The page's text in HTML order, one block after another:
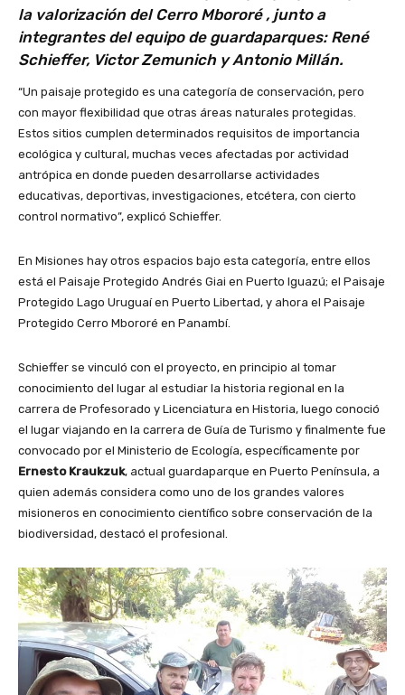
la valorización del Cerro Mbororé , junto a
integrantes del equipo de guardaparques: René
Schieffer, Victor Zemunich y Antonio Millán.
“Un paisaje protegido es una categoría de conservación, pero
con mayor flexibilidad que otras áreas naturales protegidas.
Estos sitios cumplen determinados requisitos de importancia
ecológica y cultural, muchas veces afectadas por actividad
antrópica en donde pueden desarrollarse actividades
educativas, deportivas, investigaciones, etcétera, con cierto
control normativo”, explicó Schieffer.
En Misiones hay otros espacios bajo esta categoría, entre ellos
está el Paisaje Protegido Andrés Giai en Puerto Iguazú; el Paisaje
Protegido Lago Uruguaí en Puerto Libertad, y ahora el Paisaje
Protegido Cerro Mbororé en Panambí.
Schieffer se vinculó con el proyecto, en principio al tomar
conocimiento del lugar al estudiar la historia regional en la
carrera de Profesorado y Licenciatura en Historia, luego conoció
el lugar viajando en la carrera de Guía de Turismo y finalmente fue
convocado por el Ministerio de Ecología, específicamente por
Ernesto Kraukzuk, actual guardaparque en Puerto Península, a
quien además considera como uno de los grandes valores
misioneros en conocimiento científico sobre conservación de la
biodiversidad, destacó el profesional.